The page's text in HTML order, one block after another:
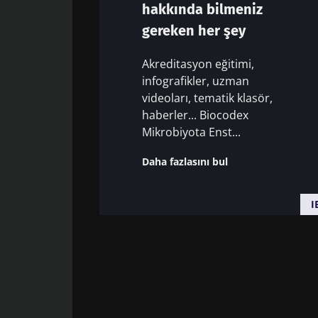
hakkında bilmeniz
gereken her şey
Akreditasyon eğitimi,
infografikler, uzman
videoları, tematik klasör,
haberler... Biocodex
Mikrobiyota Enst...
Daha fazlasını bul
SMM'ler ve
hakkındaki
SMM'ler ve
hakkındaki en
Profesyonelleri